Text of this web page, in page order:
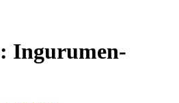
Ingurumen-